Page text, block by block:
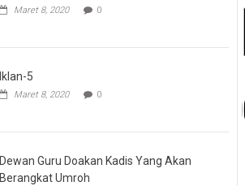
Maret 8, 2020 0
Iklan-5
Maret 8, 2020 0
Dewan Guru Doakan Kadis Yang Akan
Berangkat Umroh